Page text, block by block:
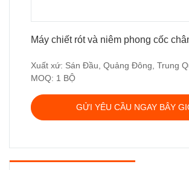
Máy chiết rót và niêm phong cốc
Xuất xứ: Sán Đầu, Quảng Đông, Trung
MOQ: 1 BỘ
Điều khoản giá: EXW, FOB, CIF
Điều khoản thanh toán: T / T, Western
GỬI YÊU CẦU NGAY BÂY